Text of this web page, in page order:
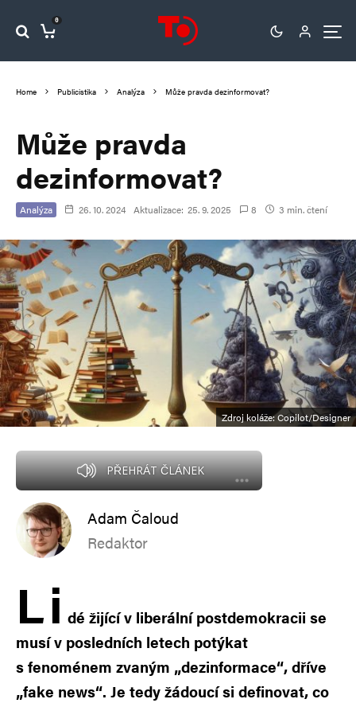
0
Home Publicistika Analýza Může pravda dezinformovat?
Může pravda
dezinformovat?
Analýza 26. 10. 2024 Aktualizace: 25. 9. 2025 8 3 min. čtení
Zdroj koláže: Copilot/Designer
PŘEHRÁT ČLÁNEK
Adam Čaloud
Redaktor
Li dé žijící v liberální postdemokracii se
musí v posledních letech potýkat
s fenoménem zvaným „dezinformace“, dříve
„fake news“. Je tedy žádoucí si definovat, co